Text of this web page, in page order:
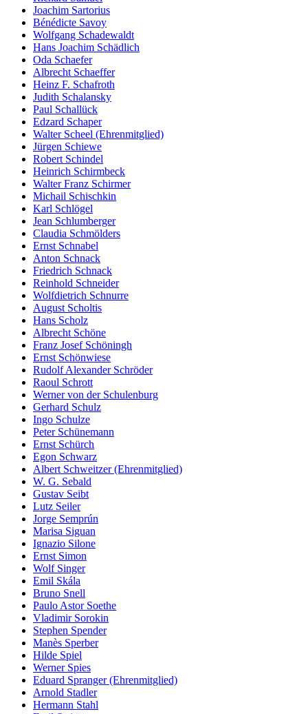
Joachim Sartorius
Bénédicte Savoy
Wolfgang Schadewaldt
Hans Joachim Schädlich
Oda Schaefer
Albrecht Schaeffer
Heinz F. Schafroth
Judith Schalansky
Paul Schallück
Edzard Schaper
Walter Scheel (Ehrenmitglied)
Jürgen Schiewe
Robert Schindel
Heinrich Schirmbeck
Walter Franz Schirmer
Michail Schischkin
Karl Schlögel
Jean Schlumberger
Claudia Schmölders
Ernst Schnabel
Anton Schnack
Friedrich Schnack
Reinhold Schneider
Wolfdietrich Schnurre
August Scholtis
Hans Scholz
Albrecht Schöne
Franz Josef Schöningh
Ernst Schönwiese
Rudolf Alexander Schröder
Raoul Schrott
Werner von der Schulenburg
Gerhard Schulz
Ingo Schulze
Peter Schünemann
Ernst Schürch
Egon Schwarz
Albert Schweitzer (Ehrenmitglied)
W. G. Sebald
Gustav Seibt
Lutz Seiler
Jorge Semprún
Marisa Siguan
Ignazio Silone
Ernst Simon
Wolf Singer
Emil Skála
Bruno Snell
Paulo Astor Soethe
Vladimir Sorokin
Stephen Spender
Manès Sperber
Hilde Spiel
Werner Spies
Eduard Spranger (Ehrenmitglied)
Arnold Stadler
Hermann Stahl